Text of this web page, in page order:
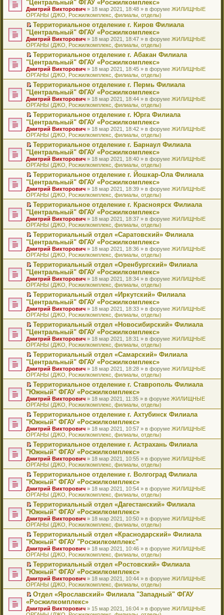
и
ю
щ
е
н
и
ю
у
с
о
о
б
щ
е
н
и
ю
н
н
о
м
с
о
о
б
щ
е
н
и
ю
и
т
а
н
н
о
м
у
с
о
о
б
щ
е
н
и
ю
е
п
р
о
ч
и
т
а
н
н
о
м
у
с
о
о
б
щ
е
н
и
ю
в
о
м
у
н
е
п
р
о
ч
и
т
а
н
н
о
м
у
с
о
о
б
щ
е
н
и
ю
и
к
п
е
р
в
о
м
у
н
е
п
р
о
ч
и
т
а
н
н
о
м
у
с
о
о
б
щ
е
н
и
ю
е
р
е
й
т
и
к
п
е
р
в
о
м
у
н
е
п
р
о
ч
и
т
а
н
н
о
м
у
с
о
о
б
щ
е
н
и
ю
"Центральный" ФГАУ «Росжилкомплекс»
Дмитрий Викторович » 18 мар 2021, 18:48 » в форуме ЖИЛИЩНЫЕ
ОРГАНЫ (ДЖО, Росжилкомплекс, филиалы, отделы)
П
е
р
е
й
т
и
к
п
е
р
в
о
м
у
н
е
п
р
о
ч
и
т
а
н
н
о
м
у
с
о
о
б
щ
е
н
и
ю
Территориальное отделение г. Киров Филиала
"Центральный" ФГАУ «Росжилкомплекс»
Дмитрий Викторович » 18 мар 2021, 18:47 » в форуме ЖИЛИЩНЫЕ
ОРГАНЫ (ДЖО, Росжилкомплекс, филиалы, отделы)
П
е
р
е
й
т
и
к
п
е
р
в
о
м
у
н
е
п
р
о
ч
и
т
а
н
н
о
м
у
с
о
о
б
щ
е
н
и
ю
Территориальное отделение г. Абакан Филиала
"Центральный" ФГАУ «Росжилкомплекс»
Дмитрий Викторович » 18 мар 2021, 18:45 » в форуме ЖИЛИЩНЫЕ
ОРГАНЫ (ДЖО, Росжилкомплекс, филиалы, отделы)
П
е
р
е
й
т
и
к
п
е
р
в
о
м
у
н
е
п
р
о
ч
и
т
а
н
н
о
м
у
с
о
о
б
щ
е
н
и
ю
Территориальное отделение г. Пермь Филиала
"Центральный" ФГАУ «Росжилкомплекс»
Дмитрий Викторович » 18 мар 2021, 18:44 » в форуме ЖИЛИЩНЫЕ
ОРГАНЫ (ДЖО, Росжилкомплекс, филиалы, отделы)
П
е
р
е
й
т
и
к
п
е
р
в
о
м
у
н
е
п
р
о
ч
и
т
а
н
н
о
м
у
с
о
о
б
щ
е
н
и
ю
Территориальное отделение г. Юрга Филиала
"Центральный" ФГАУ «Росжилкомплекс»
Дмитрий Викторович » 18 мар 2021, 18:42 » в форуме ЖИЛИЩНЫЕ
ОРГАНЫ (ДЖО, Росжилкомплекс, филиалы, отделы)
П
е
р
е
й
т
и
к
п
е
р
в
о
м
у
н
е
п
р
о
ч
и
т
а
н
н
о
м
у
с
о
о
б
щ
е
н
и
ю
Территориальное отделение г. Барнаул Филиала
"Центральный" ФГАУ «Росжилкомплекс»
Дмитрий Викторович » 18 мар 2021, 18:40 » в форуме ЖИЛИЩНЫЕ
ОРГАНЫ (ДЖО, Росжилкомплекс, филиалы, отделы)
П
е
р
е
й
т
и
к
п
е
р
в
о
м
у
н
е
п
р
о
ч
и
т
а
н
н
о
м
у
с
о
о
б
щ
е
н
и
ю
Территориальное отделение г. Йошкар-Ола Филиала
"Центральный" ФГАУ «Росжилкомплекс»
Дмитрий Викторович » 18 мар 2021, 18:39 » в форуме ЖИЛИЩНЫЕ
ОРГАНЫ (ДЖО, Росжилкомплекс, филиалы, отделы)
П
е
р
е
й
т
и
к
п
е
р
в
о
м
у
н
е
п
р
о
ч
и
т
а
н
н
о
м
у
с
о
о
б
щ
е
н
и
ю
Территориальное отделение г. Красноярск Филиала
"Центральный" ФГАУ «Росжилкомплекс»
Дмитрий Викторович » 18 мар 2021, 18:37 » в форуме ЖИЛИЩНЫЕ
ОРГАНЫ (ДЖО, Росжилкомплекс, филиалы, отделы)
П
е
р
е
й
т
и
к
п
е
р
в
о
м
у
н
е
п
р
о
ч
и
т
а
н
н
о
м
у
с
о
о
б
щ
е
н
и
ю
Территориальный отдел «Саратовский» Филиала
"Центральный" ФГАУ «Росжилкомплекс»
Дмитрий Викторович » 18 мар 2021, 18:36 » в форуме ЖИЛИЩНЫЕ
ОРГАНЫ (ДЖО, Росжилкомплекс, филиалы, отделы)
П
е
р
е
й
т
и
к
п
е
р
в
о
м
у
н
е
п
р
о
ч
и
т
а
н
н
о
м
у
с
о
о
б
щ
е
н
и
ю
Территориальный отдел «Оренбургский» Филиала
"Центральный" ФГАУ «Росжилкомплекс»
Дмитрий Викторович » 18 мар 2021, 18:34 » в форуме ЖИЛИЩНЫЕ
ОРГАНЫ (ДЖО, Росжилкомплекс, филиалы, отделы)
П
е
р
е
й
т
и
к
п
е
р
в
о
м
у
н
е
п
р
о
ч
и
т
а
н
н
о
м
у
с
о
о
б
щ
е
н
и
ю
Территориальный отдел «Иркутский» Филиала
"Центральный" ФГАУ «Росжилкомплекс»
Дмитрий Викторович » 18 мар 2021, 18:33 » в форуме ЖИЛИЩНЫЕ
ОРГАНЫ (ДЖО, Росжилкомплекс, филиалы, отделы)
П
е
р
е
й
т
и
к
п
е
р
в
о
м
у
н
е
п
р
о
ч
и
т
а
н
н
о
м
у
с
о
о
б
щ
е
н
и
ю
Территориальный отдел «Новосибирский» Филиала
"Центральный" ФГАУ «Росжилкомплекс»
Дмитрий Викторович » 18 мар 2021, 18:31 » в форуме ЖИЛИЩНЫЕ
ОРГАНЫ (ДЖО, Росжилкомплекс, филиалы, отделы)
П
е
р
е
й
т
и
к
п
е
р
в
о
м
у
н
е
п
р
о
ч
и
т
а
н
н
о
м
у
с
о
о
б
щ
е
н
и
ю
Территориальный отдел «Самарский» Филиала
"Центральный" ФГАУ «Росжилкомплекс»
Дмитрий Викторович » 18 мар 2021, 18:28 » в форуме ЖИЛИЩНЫЕ
ОРГАНЫ (ДЖО, Росжилкомплекс, филиалы, отделы)
П
е
р
е
й
т
и
к
п
е
р
в
о
м
у
н
е
п
р
о
ч
и
т
а
н
н
о
м
у
с
о
о
б
щ
е
н
ю
Территориальное отделение г. Ставрополь Филиала
"Южный" ФГАУ «Росжилкомплекс»
Дмитрий Викторович » 18 мар 2021, 11:35 » в форуме ЖИЛИЩНЫЕ
ОРГАНЫ (ДЖО, Росжилкомплекс, филиалы, отделы)
П
е
р
е
й
т
и
к
п
е
р
в
о
м
у
н
е
п
р
о
ч
и
т
а
н
н
о
м
у
с
о
б
Территориальное отделение г. Ахтубинск Филиала
"Южный" ФГАУ «Росжилкомплекс»
Дмитрий Викторович » 18 мар 2021, 10:57 » в форуме ЖИЛИЩНЫЕ
ОРГАНЫ (ДЖО, Росжилкомплекс, филиалы, отделы)
П
е
р
е
й
т
и
к
п
е
р
в
о
м
у
н
е
п
р
о
ч
и
т
а
н
н
м
Территориальное отделение г. Астрахань Филиала
"Южный" ФГАУ «Росжилкомплекс»
Дмитрий Викторович » 18 мар 2021, 10:55 » в форуме ЖИЛИЩНЫЕ
ОРГАНЫ (ДЖО, Росжилкомплекс, филиалы, отделы)
П
е
р
е
й
т
и
к
п
е
р
в
о
м
у
н
е
п
р
о
ч
т
Территориальное отделение г. Волгоград Филиала
"Южный" ФГАУ «Росжилкомплекс»
Дмитрий Викторович » 18 мар 2021, 10:54 » в форуме ЖИЛИЩНЫЕ
ОРГАНЫ (ДЖО, Росжилкомплекс, филиалы, отделы)
П
е
р
е
й
т
и
к
п
е
р
в
о
м
у
н
п
Территориальный отдел «Дагестанский» Филиала
"Южный" ФГАУ «Росжилкомплекс»
Дмитрий Викторович » 18 мар 2021, 10:50 » в форуме ЖИЛИЩНЫЕ
ОРГАНЫ (ДЖО, Росжилкомплекс, филиалы, отделы)
П
е
р
е
й
т
и
к
п
е
р
о
Территориальный отдел «Краснодарский» Филиала
"Южный" ФГАУ "Росжилкомплекс"
Дмитрий Викторович » 18 мар 2021, 10:46 » в форуме ЖИЛИЩНЫЕ
ОРГАНЫ (ДЖО, Росжилкомплекс, филиалы, отделы)
П
е
р
е
й
т
к
Территориальный отдел «Ростовский» Филиала
"Южный" ФГАУ «Росжилкомплекс»
Дмитрий Викторович » 18 мар 2021, 10:44 » в форуме ЖИЛИЩНЫЕ
ОРГАНЫ (ДЖО, Росжилкомплекс, филиалы, отделы)
П
р
Отдел «Ярославский» Филиала "Западный" ФГАУ
«Росжилкомплекс»
Дмитрий Викторович » 15 мар 2021, 16:04 » в форуме ЖИЛИЩНЫЕ